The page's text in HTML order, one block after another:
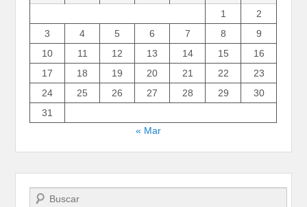
1
2
3
4 5 6 7 8
9
10
11 12 13 14 15
16
17
18 19 20 21 22
23
24
25 26 27 28 29
30
31
« Mar
Buscar